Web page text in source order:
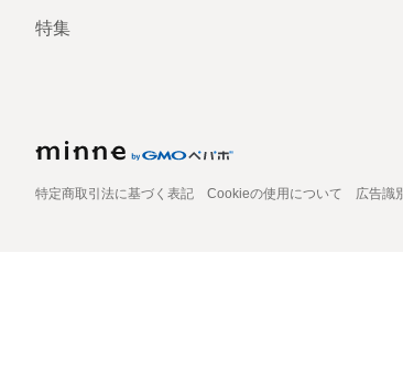
特集
特定商取引法に基づく表記 Cookieの使用について 広告識